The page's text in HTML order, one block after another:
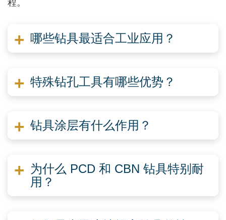
程。
哪些钻具最适合工业应用？
特殊钻孔工具有哪些优势？
钻具涂层有什么作用？
为什么 PCD 和 CBN 钻具特别耐
用？